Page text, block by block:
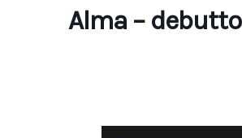
Alma – debutto